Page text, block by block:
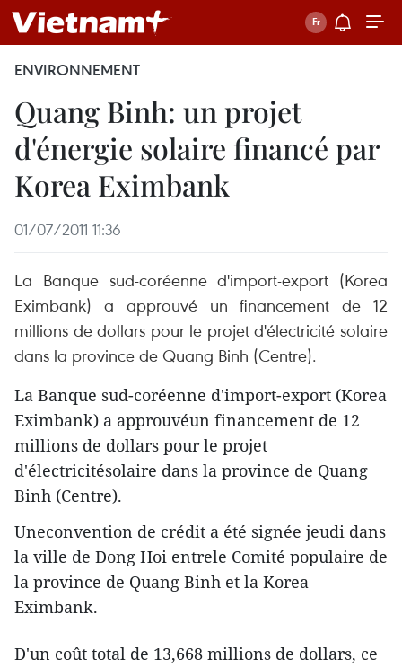
ENVIRONNEMENT
Quang Binh: un projet
d'énergie solaire financé par
Korea Eximbank
01/07/2011 11:36
La Banque sud-coréenne d'import-export (Korea
Eximbank) a approuvé un financement de 12
millions de dollars pour le projet d'électricité solaire
dans la province de Quang Binh (Centre).
La Banque sud-coréenne d'import-export (Korea
Eximbank) a approuvéun financement de 12
millions de dollars pour le projet
d'électricitésolaire dans la province de Quang
Binh (Centre).
Uneconvention de crédit a été signée jeudi dans
la ville de Dong Hoi entrele Comité populaire de
la province de Quang Binh et la Korea
Eximbank.
D'un coût total de 13,668 millions de dollars, ce